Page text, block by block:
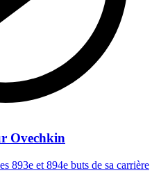
Ovechkin
893e et 894e buts de sa carrière